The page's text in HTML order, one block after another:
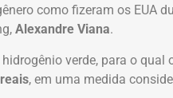
como fizeram os EUA
Alexandre Viana.
verde, para o qual
, em uma medida